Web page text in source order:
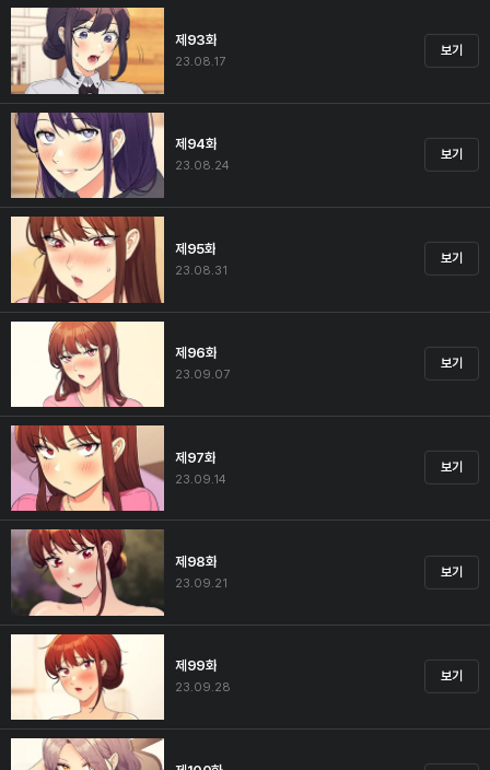
제93화
23.08.17
보기
제94화
23.08.24
보기
제95화
23.08.31
보기
제96화
23.09.07
보기
제97화
23.09.14
보기
제98화
23.09.21
보기
제99화
23.09.28
보기